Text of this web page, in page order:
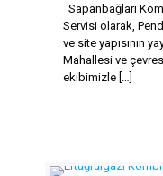
Sapanbağları
Servisi olarak,
ve site yapısının
Mahallesi ve
ekibimizle […]